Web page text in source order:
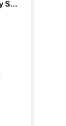
Movilidad La Granja y Segovia 2025